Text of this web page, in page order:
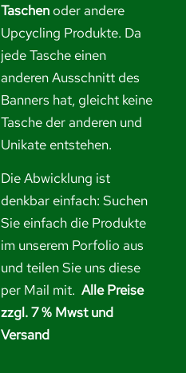
Taschenoder andere
Upcycling Produkte. Da
jede Tasche einen
anderen Ausschnitt des
Banners hat, gleicht keine
Tasche der anderen und
Unikate entstehen.
Die Abwicklung ist
denkbar einfach: Suchen
Sie einfach die Produkte
im unserem Porfolio aus
und teilen Sie uns diese
per Mail mit. Alle Preise
zzgl. 7 % Mwst und
Versand